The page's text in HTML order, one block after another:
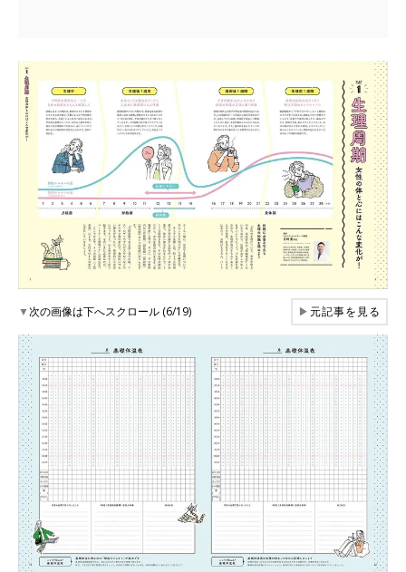
▼次の画像は下へスクロール (6/19) ▶元記事を見る